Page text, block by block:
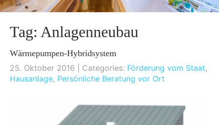
Tag: Anlagenneubau
Wärmepumpen-Hybridsystem
25. Oktober 2016
| Categories: Förderung vom Staat,
Hausanlage, Persönliche Beratung vor Ort